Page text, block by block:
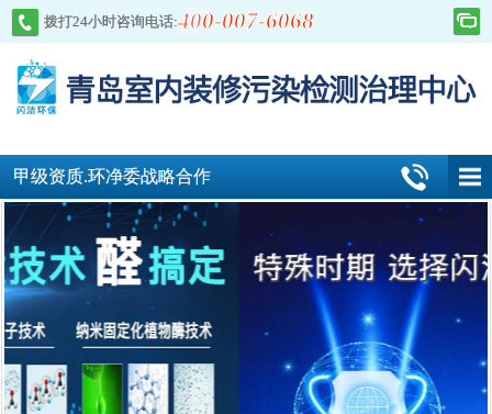
拨打24小时咨询电话:400-007-6068
甲级资质.环净委战略合作